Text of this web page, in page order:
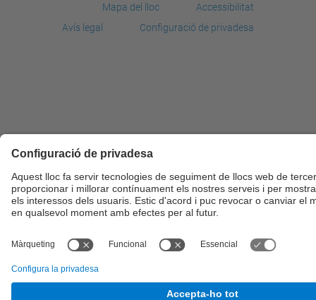
Mapa del lloc
Accessibilitat
Avís legal
Configuració de privadesa